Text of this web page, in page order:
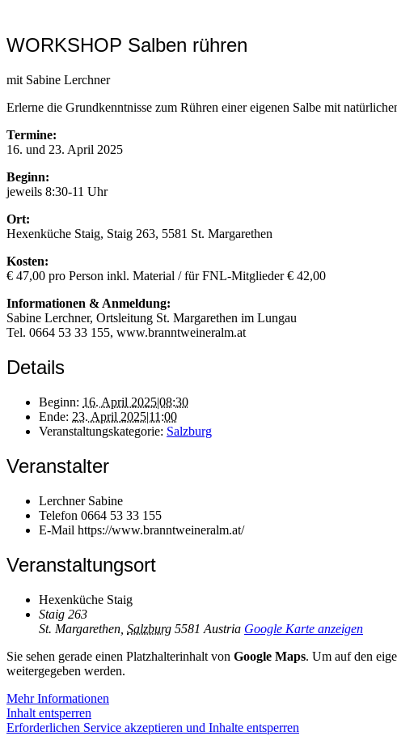
WORKSHOP Salben rühren
mit Sabine Lerchner
Erlerne die Grundkenntnisse zum Rühren einer eigenen Salbe mit
Termine:
16. und 23. April 2025
Beginn:
jeweils 8:30-11 Uhr
Ort:
Hexenküche Staig, Staig 263, 5581 St. Margarethen
Kosten:
€ 47,00 pro Person inkl. Material / für FNL-Mitglieder € 42,00
Informationen & Anmeldung:
Sabine Lerchner, Ortsleitung St. Margarethen im Lungau
Tel. 0664 53 33 155, www.branntweineralm.at
Details
Beginn: 16. April 2025|08:30
Ende: 23. April 2025|11:00
Veranstaltungskategorie: Salzburg
Veranstalter
Lerchner Sabine
Telefon 0664 53 33 155
E-Mail https://www.branntweineralm.at/
Veranstaltungsort
Hexenküche Staig
Staig 263
St. Margarethen Salzburg 5581 Austria Google Karte anzeigen
Sie sehen gerade einen Platzhalterinhalt von Google Maps. Um auf den
weitergegeben werden.
Mehr Informationen
Inhalt entsperren
Erforderlichen Service akzeptieren und Inhalte entsperren